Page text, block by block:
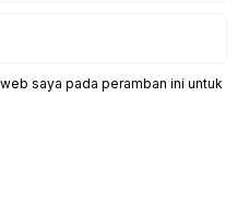
saya pada peramban ini untuk